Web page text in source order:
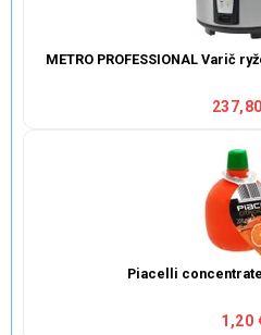
METRO PROFESSIONAL Varič
Piacelli
1,20